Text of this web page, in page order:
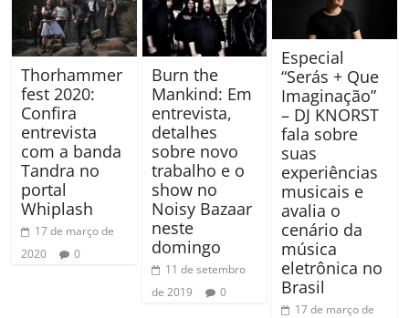
Thorhammer
fest 2020:
Confira
entrevista
com a banda
Tandra no
portal
Whiplash
17 de março de
2020
0
Burn the
Mankind: Em
entrevista,
detalhes
sobre novo
trabalho e o
show no
Noisy Bazaar
neste
domingo
11 de setembro
de 2019
0
Especial
“Serás + Que
Imaginação”
– DJ KNORST
fala sobre
suas
experiências
musicais e
avalia o
cenário da
música
eletrônica no
Brasil
17 de março de